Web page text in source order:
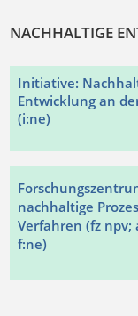
NACHHALTIGE
Initiative:
Entwicklung an
(i:ne)
nachhaltige
Verfahren (fz npv;
f:ne)